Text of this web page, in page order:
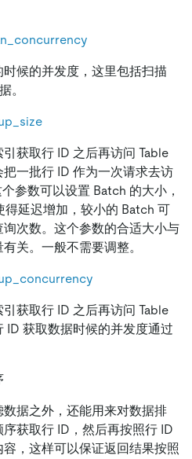
候的并发度，这里包括扫描
。
获取行 ID 之后再访问 Table
一批行 ID 作为一次请求去访
参数可以设置 Batch 的大小，
得延迟增加，较小的 Batch 可
次数。这个参数的合适大小与
关。一般不需要调整。
获取行 ID 之后再访问 Table
ID 获取数据时候的并发度通过
据之外，还能用来对数据排
获取行 ID，然后再按照行 ID
，这样可以保证返回结果按照